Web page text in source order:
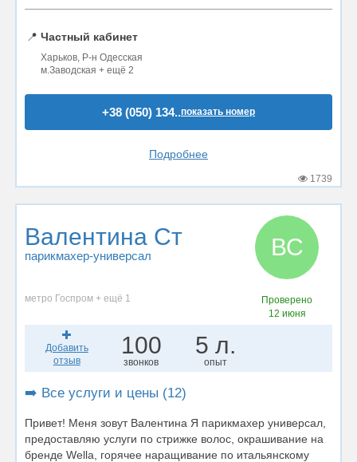
📍 Частный кабинет
Харьков, Р-н Одесская
м.Заводская + ещё 2
+38 (050) 134..показать номер
Подробнее
1739
Валентина Ст
парикмахер-универсал ВС
метро Госпром + ещё 1
Проверено
12 июня
Добавить
отзыв
100
звонков
5 л.
опыт
➡️ Все услуги и цены (12)
Привет! Меня зовут Валентина Я парикмахер универсал,
предоставляю услуги по стрижке волос, окрашивание на
бренде Wella, горячее наращивание по итальянскому